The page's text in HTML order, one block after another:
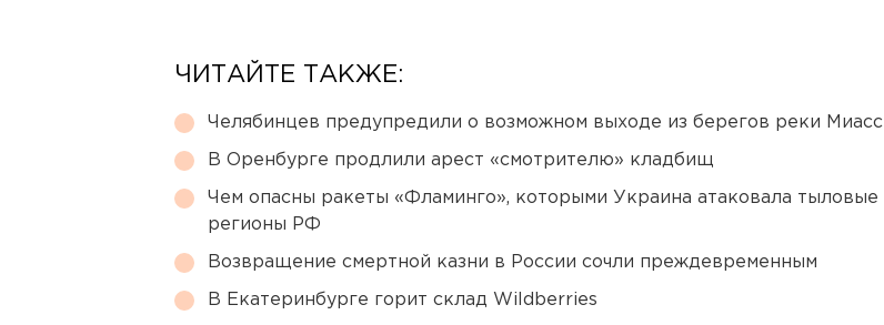
ЧИТАЙТЕ ТАКЖЕ:
Челябинцев предупредили о возможном выходе из берегов реки Миасс
В Оренбурге продлили арест «смотрителю» кладбищ
Чем опасны ракеты «Фламинго», которыми Украина атаковала тыловые
регионы РФ
Возвращение смертной казни в России сочли преждевременным
В Екатеринбурге горит склад Wildberries